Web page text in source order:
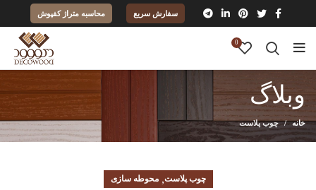
سفارش سریع محاسبه متراژ کفپوش
0
وبلاگ
خانه چوب پلاست
چوب پلاست,محوطه سازی